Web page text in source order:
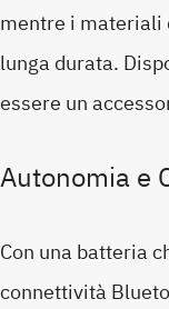
mentre i materiali
lunga durata.
essere un
Autonomia e
Con una batteria
connettività